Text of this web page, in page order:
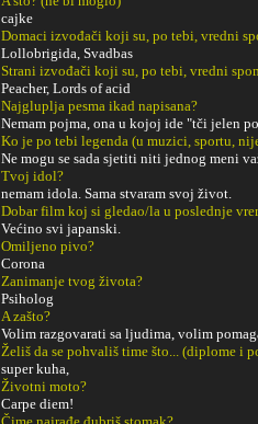
cajke
Domaci izvođači koji su, po tebi, vredni
Lollobrigida, Svadbas
Strani izvođači koji su, po tebi, vredni
Peacher, Lords of acid
Najgluplja pesma ikad napisana?
Nemam pojma, ona u kojoj ide "tči jelen
Ko je po tebi legenda (u muzici, sportu,
Ne mogu se sada sjetiti niti jednog meni
Tvoj idol?
nemam idola. Sama stvaram svoj život.
Dobar film koj si gledao/la u poslednje
Većino svi japanski.
Omiljeno pivo?
Corona
Zanimanje tvog života?
Psiholog
A zašto?
Volim razgovarati sa ljudima, volim
Želiš da se pohvališ time što... (diplome i
super kuha,
Životni moto?
Carpe diem!